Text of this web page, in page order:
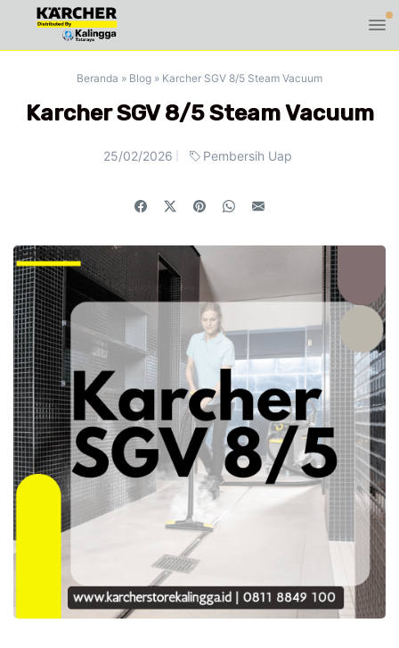
Beranda » Blog » Karcher SGV 8/5 Steam Vacuum
Karcher SGV 8/5 Steam Vacuum
25/02/2026 Pembersih Uap